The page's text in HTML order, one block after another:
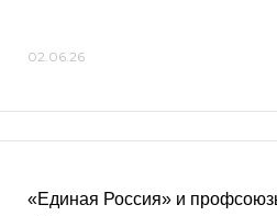
02.06.26
«Единая Россия» и